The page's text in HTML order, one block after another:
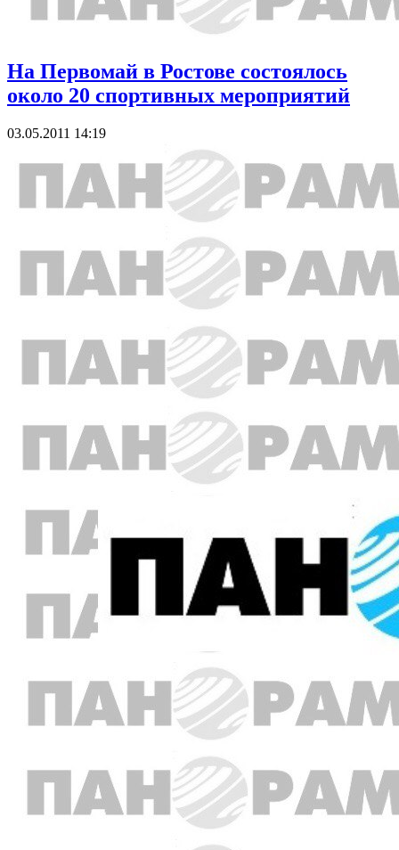
На Первомай в Ростове состоялось
около 20 спортивных мероприятий
03.05.2011 14:19